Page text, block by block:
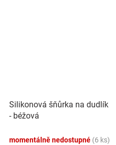
Silikonová šňůrka na dudlík
- béžová
momentálně nedostupné (6 ks)